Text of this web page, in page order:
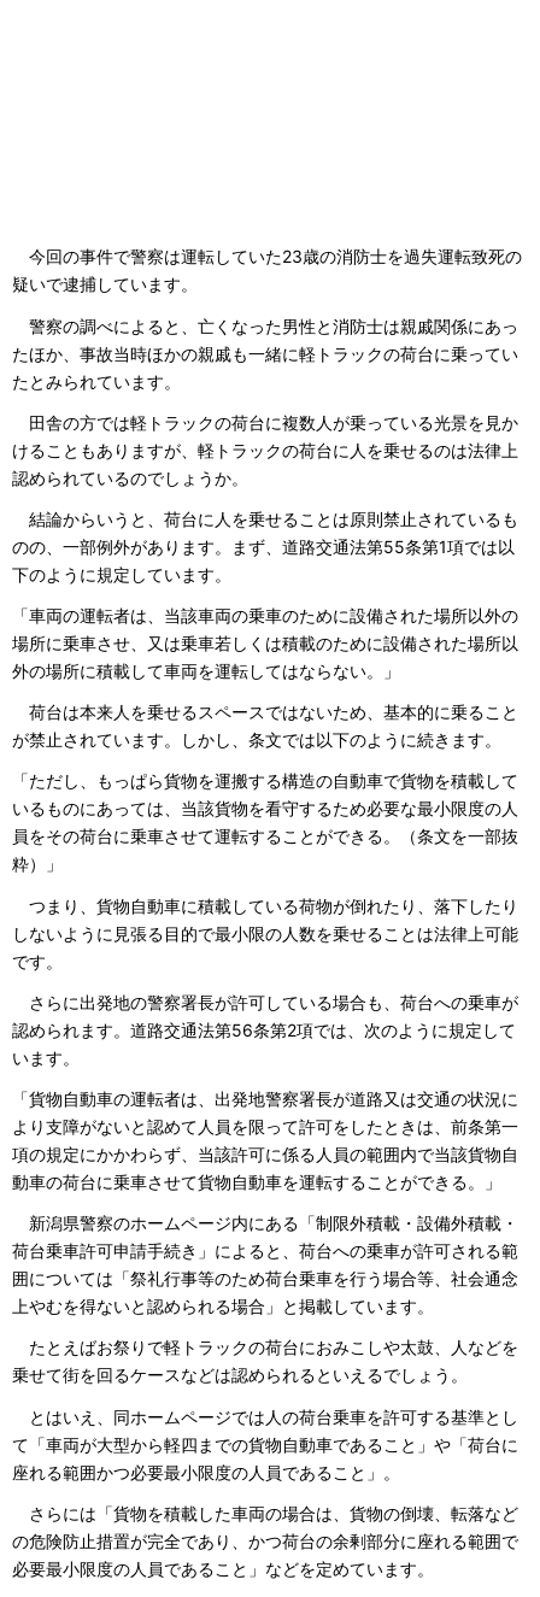
今回の事件で警察は運転していた23歳の消防士を過失運転致死の
疑いで逮捕しています。
警察の調べによると、亡くなった男性と消防士は親戚関係にあっ
たほか、事故当時ほかの親戚も一緒に軽トラックの荷台に乗ってい
たとみられています。
田舎の方では軽トラックの荷台に複数人が乗っている光景を見か
けることもありますが、軽トラックの荷台に人を乗せるのは法律上
認められているのでしょうか。
結論からいうと、荷台に人を乗せることは原則禁止されているも
のの、一部例外があります。まず、道路交通法第55条第1項では以
下のように規定しています。
「車両の運転者は、当該車両の乗車のために設備された場所以外の
場所に乗車させ、又は乗車若しくは積載のために設備された場所以
外の場所に積載して車両を運転してはならない。」
荷台は本来人を乗せるスペースではないため、基本的に乗ること
が禁止されています。しかし、条文では以下のように続きます。
「ただし、もっぱら貨物を運搬する構造の自動車で貨物を積載して
いるものにあっては、当該貨物を看守するため必要な最小限度の人
員をその荷台に乗車させて運転することができる。（条文を一部抜
粋）」
つまり、貨物自動車に積載している荷物が倒れたり、落下したり
しないように見張る目的で最小限の人数を乗せることは法律上可能
です。
さらに出発地の警察署長が許可している場合も、荷台への乗車が
認められます。道路交通法第56条第2項では、次のように規定して
います。
「貨物自動車の運転者は、出発地警察署長が道路又は交通の状況に
より支障がないと認めて人員を限って許可をしたときは、前条第一
項の規定にかかわらず、当該許可に係る人員の範囲内で当該貨物自
動車の荷台に乗車させて貨物自動車を運転することができる。」
新潟県警察のホームページ内にある「制限外積載・設備外積載・
荷台乗車許可申請手続き」によると、荷台への乗車が許可される範
囲については「祭礼行事等のため荷台乗車を行う場合等、社会通念
上やむを得ないと認められる場合」と掲載しています。
たとえばお祭りで軽トラックの荷台におみこしや太鼓、人などを
乗せて街を回るケースなどは認められるといえるでしょう。
とはいえ、同ホームページでは人の荷台乗車を許可する基準とし
て「車両が大型から軽四までの貨物自動車であること」や「荷台に
座れる範囲かつ必要最小限度の人員であること」。
さらには「貨物を積載した車両の場合は、貨物の倒壊、転落など
の危険防止措置が完全であり、かつ荷台の余剰部分に座れる範囲で
必要最小限度の人員であること」などを定めています。